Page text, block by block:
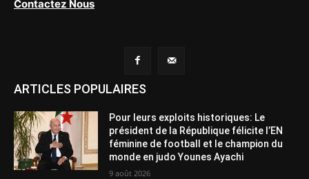
Contactez Nous
ARTICLES POPULAIRES
Pour leurs exploits historiques: Le
président de la République félicite l’EN
féminine de football et le champion du
monde en judo Younes Ayachi
9 août 2026